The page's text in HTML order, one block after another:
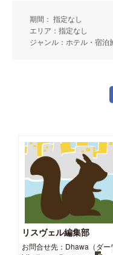
期間： 指定なし
エリア：指定なし
ジャンル：ホテル・宿泊
リスヴェル編集部
お問合せ先：Dhawa（ダー